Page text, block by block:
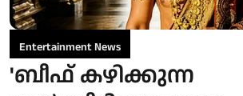
Entertainment News
'ബീഫ് കഴിക്കുന്ന